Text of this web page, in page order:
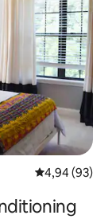
Gemiddelde
4,94 (93)